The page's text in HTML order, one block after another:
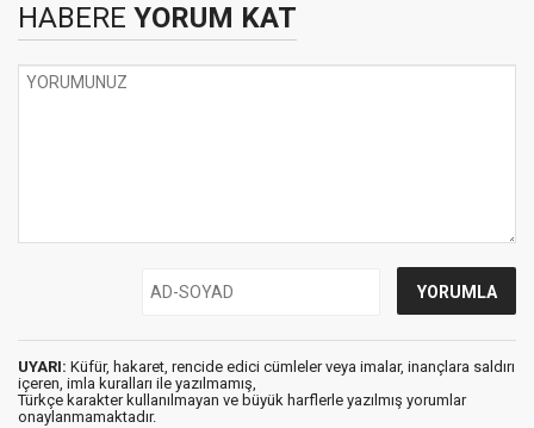
HABERE YORUM KAT
UYARI: Küfür, hakaret, rencide edici cümleler veya imalar, inançlara saldırı
içeren, imla kuralları ile yazılmamış,
Türkçe karakter kullanılmayan ve büyük harflerle yazılmış yorumlar
onaylanmamaktadır.